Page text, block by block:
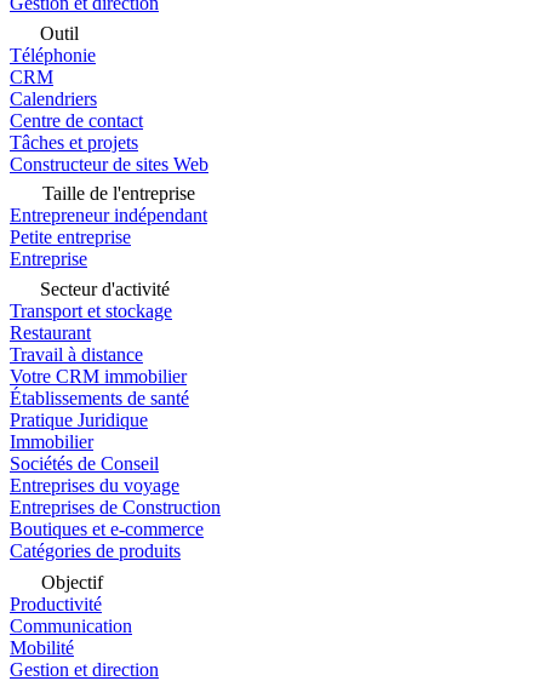
Outil
Téléphonie
CRM
Calendriers
Centre de contact
Tâches et projets
Constructeur de sites Web
Taille de l'entreprise
Entrepreneur indépendant
Petite entreprise
Entreprise
Secteur d'activité
Transport et stockage
Restaurant
Travail à distance
Votre CRM immobilier
Établissements de santé
Pratique Juridique
Immobilier
Sociétés de Conseil
Entreprises du voyage
Entreprises de Construction
Boutiques et e-commerce
Catégories de produits
Objectif
Productivité
Communication
Mobilité
Gestion et direction